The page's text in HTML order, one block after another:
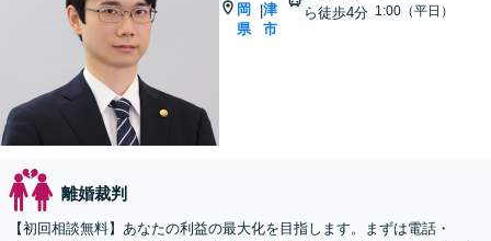
岡
県
|津
市
ら徒歩4分 1:00（平日）
離婚裁判
【初回相談無料】あなたの利益の最大化を目指します。まずは電話・